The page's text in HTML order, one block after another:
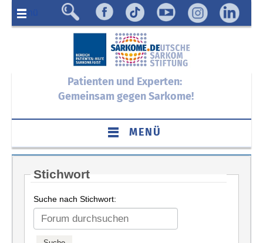
Menü
Patienten und Experten:
Gemeinsam gegen Sarkome!
MENÜ
Stichwort
Suche nach Stichwort: